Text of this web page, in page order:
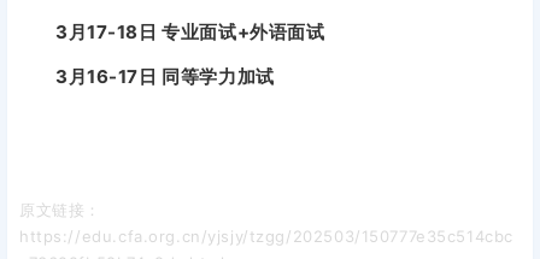
3月17-18日 专业面试+外语面试
3月16-17日 同等学力加试
原文链接：
https://edu.cfa.org.cn/yjsjy/tzgg/202503/150777e35c514cbc